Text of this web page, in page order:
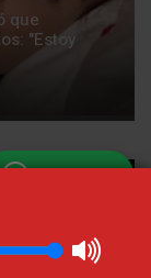
WhatsApp
que
"Estoy